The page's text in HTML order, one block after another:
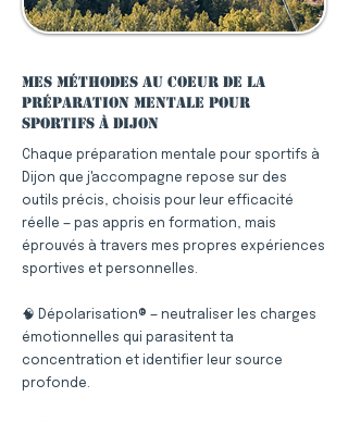
Mes méthodes au coeur de la
préparation mentale pour
sportifs à Dijon
Chaque préparation mentale pour sportifs à
Dijon que j'accompagne repose sur des
outils précis, choisis pour leur efficacité
réelle — pas appris en formation, mais
éprouvés à travers mes propres expériences
sportives et personnelles.
🧠 Dépolarisation® — neutraliser les charges
émotionnelles qui parasitent ta
concentration et identifier leur source
profonde.